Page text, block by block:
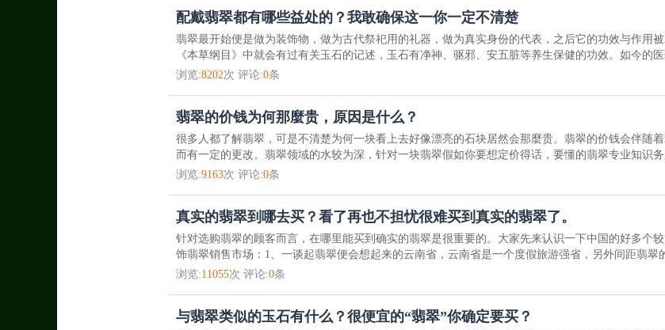
配戴翡翠都有哪些益处的？我敢确保这一你一定不清楚
翡翠最开始便是做为装饰物，做为古代祭祀用的礼器，做为真实身份的代表，之后它的功效与作用
《本草纲目》中就会有过有关玉石的记述，玉石有净神、驱邪、安五脏等养生保健的功效。如今的
浏览:8202次 评论:0条
翡翠的价钱为何那麼贵，原因是什么？
很多人都了解翡翠，可是不清楚为何一块看上去好像漂亮的石块居然会那麼贵。翡翠的价钱会伴随
而有一定的更改。翡翠领域的水较为深，针对一块翡翠假如你要想定价得话，要懂的翡翠专业知识
浏览:9163次 评论:0条
真实的翡翠到哪去买？看了再也不担忧很难买到真实的翡翠了。
针对选购翡翠的顾客而言，在哪里能买到确实的翡翠是很重要的。大家先来认识一下中国的好多个
饰翡翠销售市场：1、一谈起翡翠便会想起来的云南省，云南省是一个度假旅游强省，另外间距翡翠
浏览:11055次 评论:0条
与翡翠类似的玉石有什么？很便宜的“翡翠”你确定要买？